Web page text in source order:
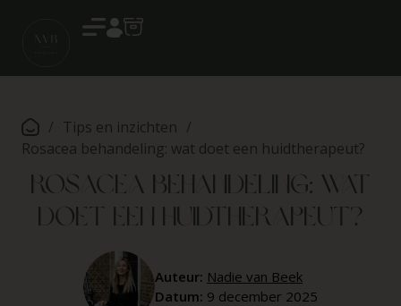
Account
/ Tips en inzichten /
Rosacea behandeling: wat doet een huidtherapeut?
Rosacea behandeling: wat
doet een huidtherapeut?
Auteur: Nadie van Beek
Datum: 9 december 2025